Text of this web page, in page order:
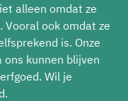
alleen omdat ze
Vooral ook omdat ze
is. Onze
ons kunnen blijven
Wil je